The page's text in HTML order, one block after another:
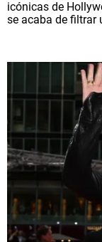
icónicas de
se acaba de filtrar